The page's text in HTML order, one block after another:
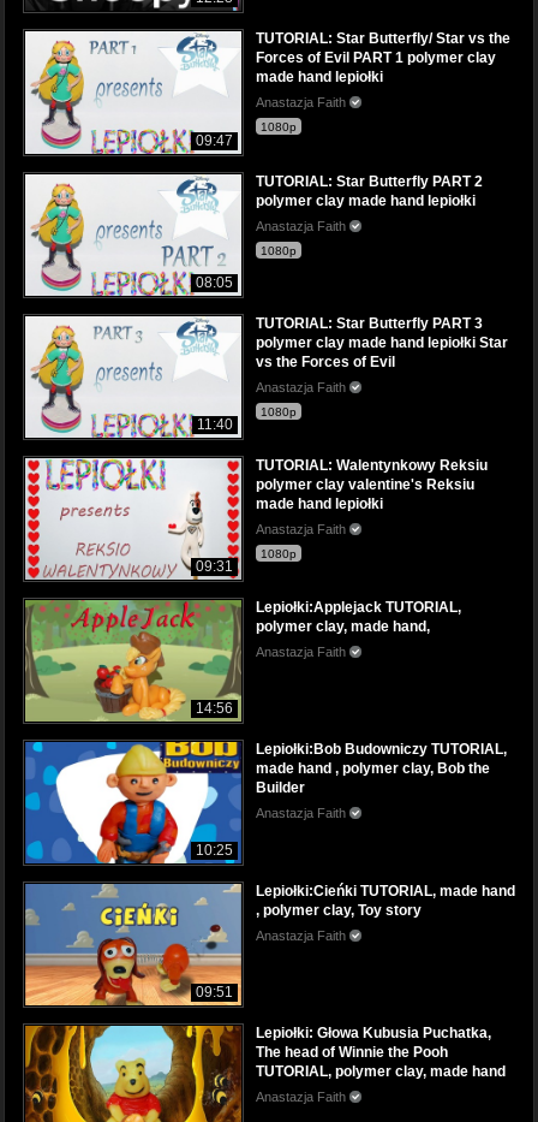
09:47
TUTORIAL: Star Butterfly/ Star vs the
Forces of Evil PART 1 polymer clay
made hand lepiołki
Anastazja Faith
1080p
08:05
TUTORIAL: Star Butterfly PART 2
polymer clay made hand lepiołki
Anastazja Faith
1080p
11:40
TUTORIAL: Star Butterfly PART 3
polymer clay made hand lepiołki Star
vs the Forces of Evil
Anastazja Faith
1080p
09:31
TUTORIAL: Walentynkowy Reksiu
polymer clay valentine's Reksiu
made hand lepiołki
Anastazja Faith
1080p
14:56
Lepiołki:Applejack TUTORIAL,
polymer clay, made hand,
Anastazja Faith
10:25
Lepiołki:Bob Budowniczy TUTORIAL,
made hand , polymer clay, Bob the
Builder
Anastazja Faith
09:51
Lepiołki:Cieńki TUTORIAL, made hand
, polymer clay, Toy story
Anastazja Faith
Lepiołki: Głowa Kubusia Puchatka,
The head of Winnie the Pooh
TUTORIAL, polymer clay, made hand
Anastazja Faith